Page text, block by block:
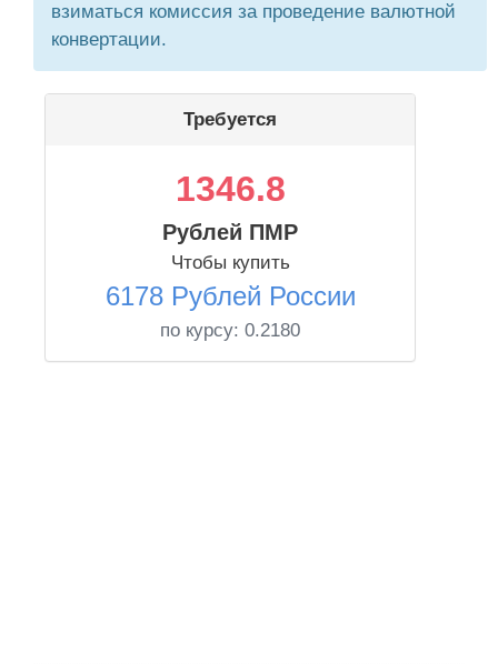
взиматься комиссия за проведение валютной
конвертации.
Требуется
1346.8
Рублей ПМР
Чтобы купить
6178 Рублей России
по курсу: 0.2180